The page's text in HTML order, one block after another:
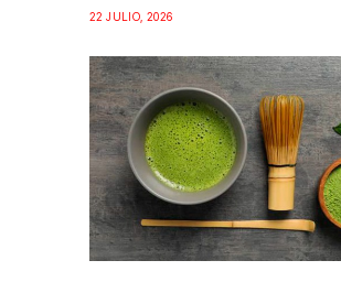
22 JULIO, 2026